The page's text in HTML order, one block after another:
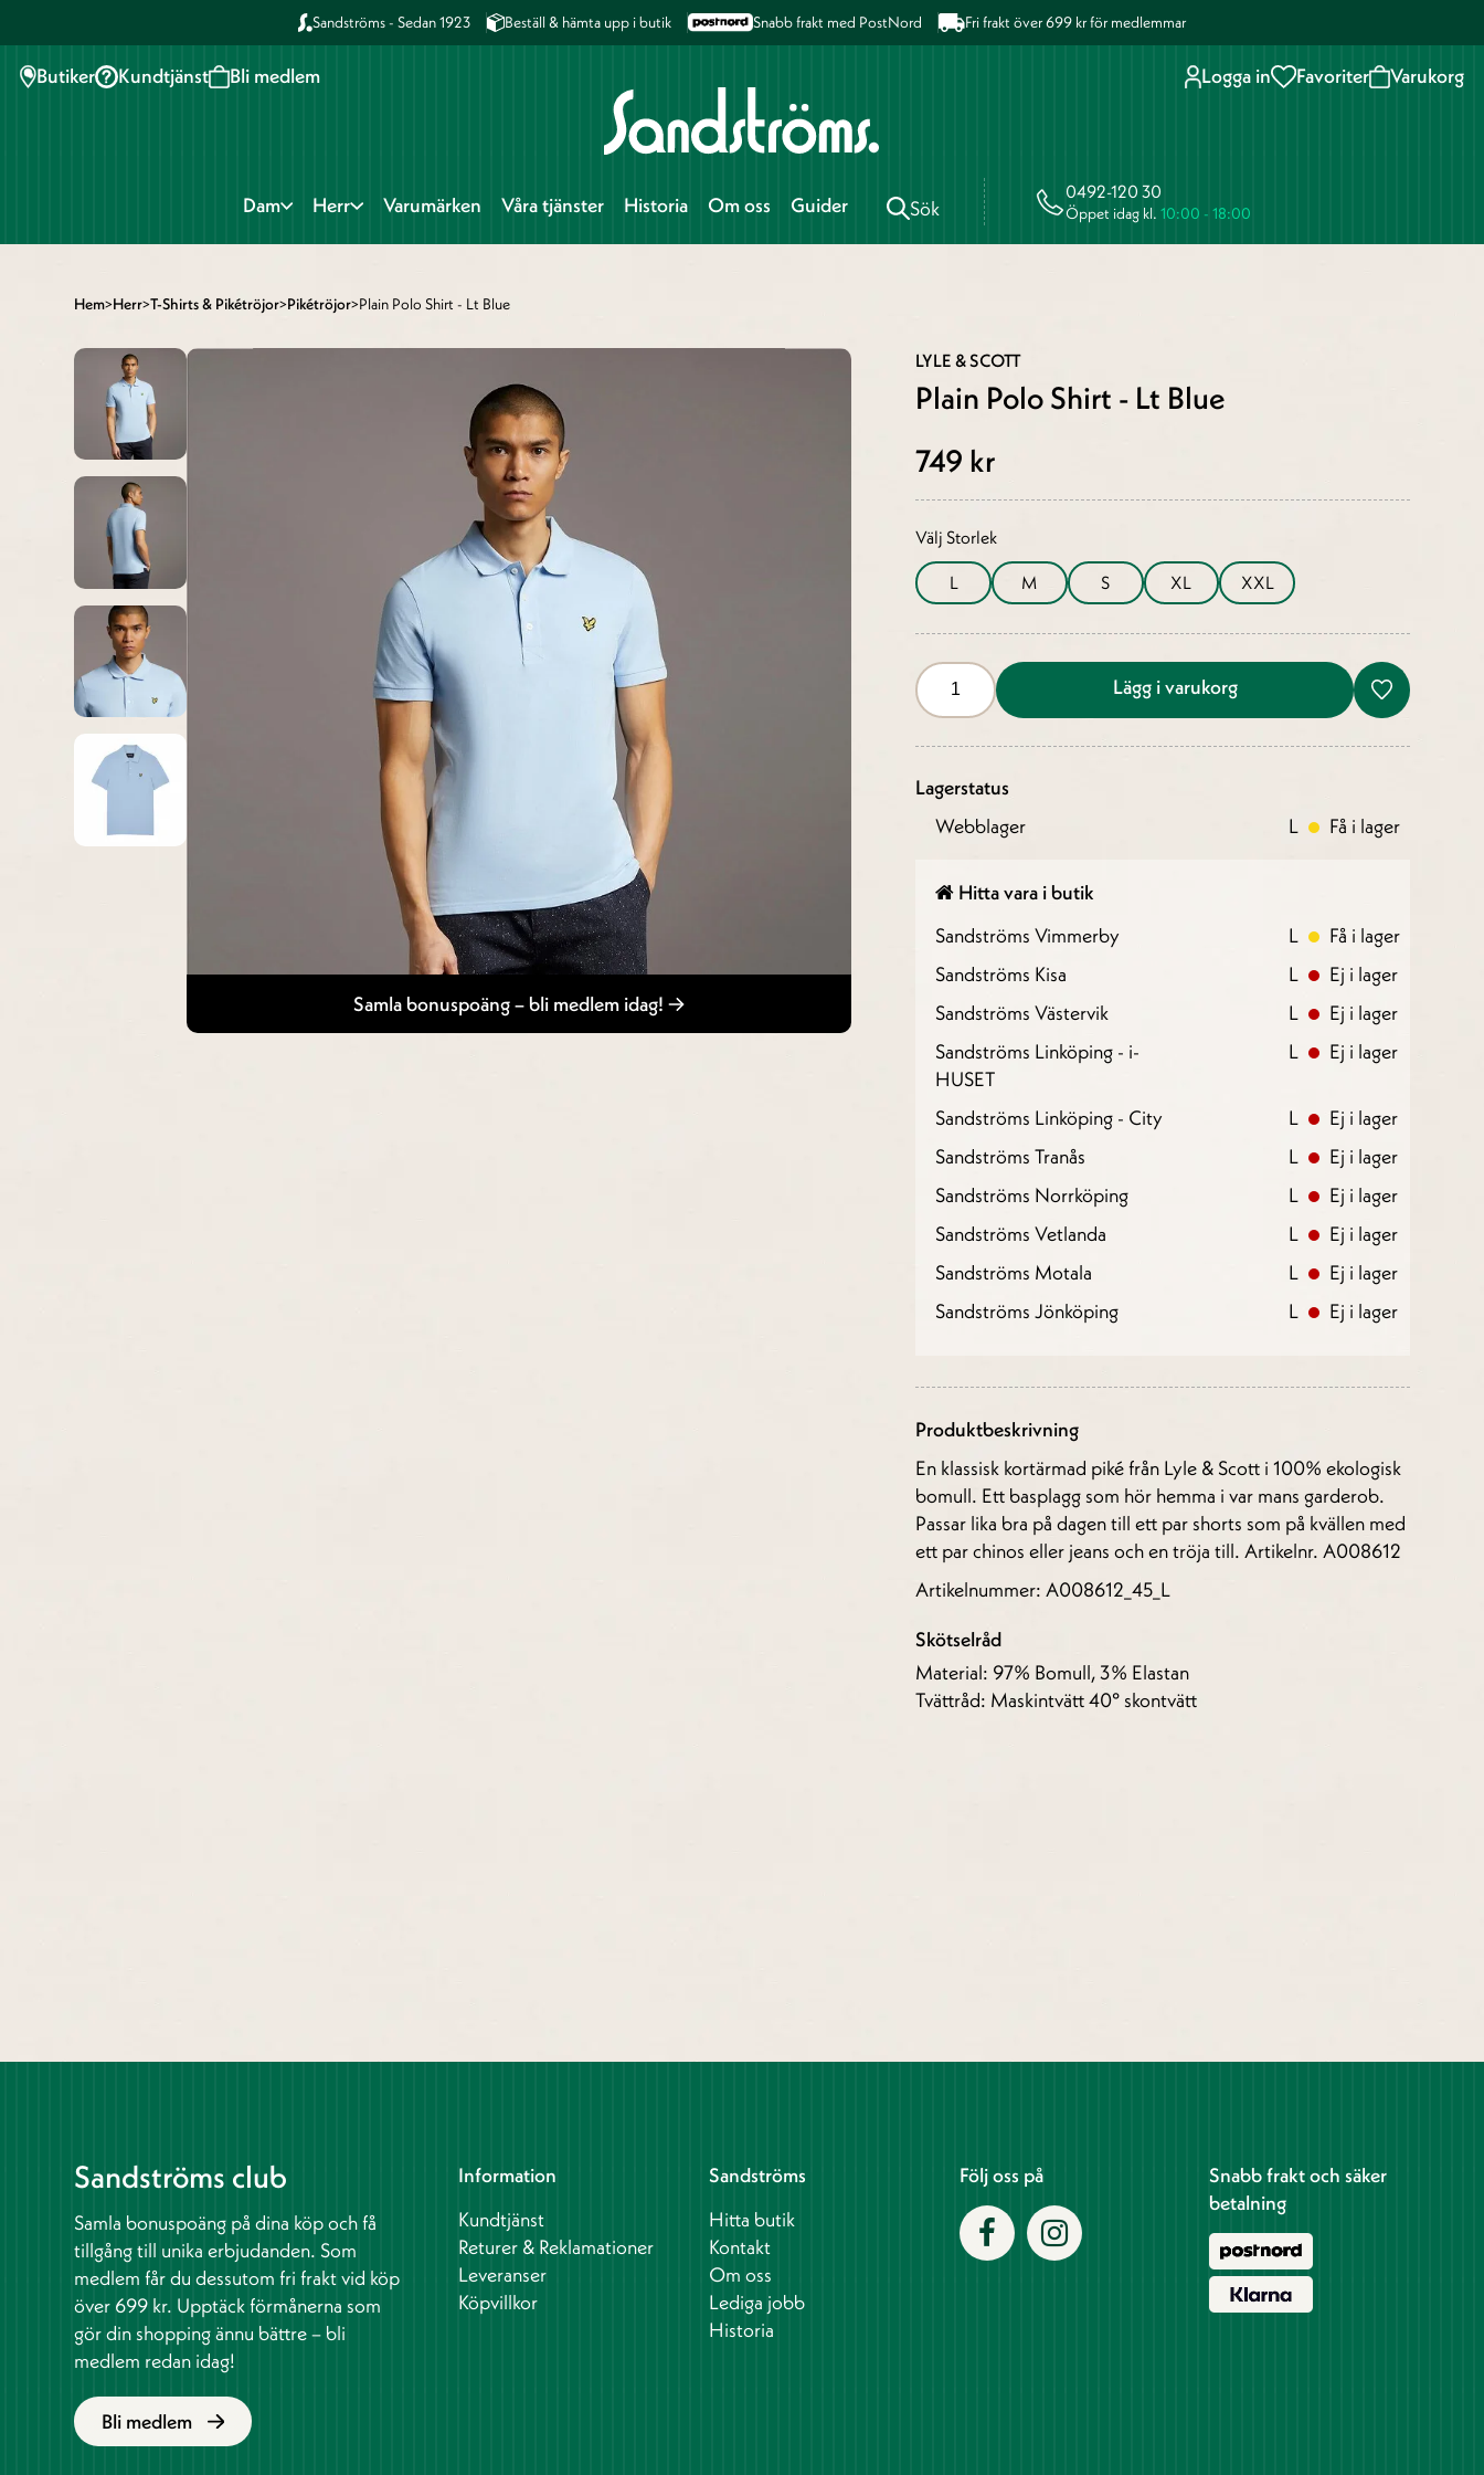
Sandströms - Sedan 1923 Beställ & hämta upp i butik Snabb frakt med PostNord Fri frakt över 699 kr för medlemmar
Butiker Kundtjänst Bli medlem Logga in Favoriter Varukorg
Dam Herr Varumärken Våra tjänster Historia Om oss Guider Sök
0492-120 30
Öppet idag kl.10:00 - 18:00
Hem>Herr>T-Shirts & Pikétröjor>Pikétröjor>Plain Polo Shirt - Lt Blue
Samla bonuspoäng – bli medlem idag!
LYLE & SCOTT
Plain Polo Shirt - Lt Blue
749 kr
Välj Storlek
L M S XL XXL
Lägg i varukorg
Lagerstatus
Webblager
L Få i lager
Hitta vara i butik
Sandströms Vimmerby
L
Få i lager
Sandströms Kisa
L
Ej i lager
Sandströms Västervik
L
Ej i lager
Sandströms Linköping - i-
HUSET
L Ej i lager
Sandströms Linköping - City L
Ej i lager
Sandströms Tranås
L
Ej i lager
Sandströms Norrköping
L
Ej i lager
Sandströms Vetlanda
L
Ej i lager
Sandströms Motala
L
Ej i lager
Sandströms Jönköping
L Ej i lager
Produktbeskrivning
En klassisk kortärmad piké från Lyle & Scott i 100% ekologisk
bomull. Ett basplagg som hör hemma i var mans garderob.
Passar lika bra på dagen till ett par shorts som på kvällen med
ett par chinos eller jeans och en tröja till. Artikelnr. A008612
Artikelnummer: A008612_45_L
Skötselråd
Material: 97% Bomull, 3% Elastan
Tvättråd: Maskintvätt 40° skontvätt
Sandströms club
Samla bonuspoäng på dina köp och få
tillgång till unika erbjudanden. Som
medlem får du dessutom fri frakt vid köp
över 699 kr. Upptäck förmånerna som
gör din shopping ännu bättre – bli
medlem redan idag!
Bli medlem
Information
Kundtjänst
Returer & Reklamationer
Leveranser
Köpvillkor
Sandströms
Hitta butik
Kontakt
Om oss
Lediga jobb
Historia
Följ oss på
Snabb frakt och säker
betalning